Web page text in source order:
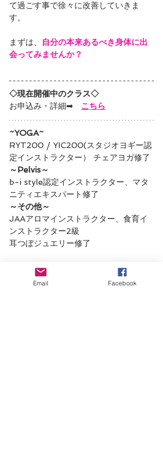
て過ごす事で徐々に改善していきま
す。
まずは、
自分の本来あるべき身体に出
会ってみませんか？
◇現在開催中のクラス◇
お申込み・詳細➡
こちら
~YOGA~
RYT200 / YIC200(スタジオヨギー認
定インストラクター） チェアヨガ修了
～Pelvis～
b-i style認定インストラクター、マタ
ニティエキスパート修了
～その他～
JAAアロマインストラクター、食育イ
ンストラクター2級
耳つぼジュエリー修了
Email Facebook